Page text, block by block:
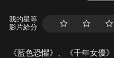
我的星等
影片給分
《藍色恐懼》、《千年女優